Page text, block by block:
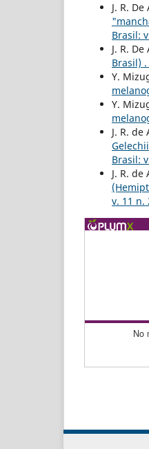
J. R.
Brasil:
J. R.
Brasil)
Y.
Y.
J. R.
Brasil:
J. R.
v. 11 n.
No